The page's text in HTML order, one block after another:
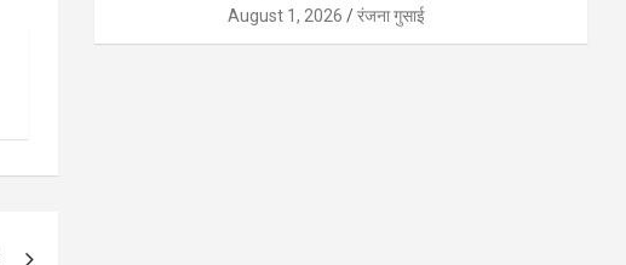
August 1, 2026 रंजना गुसाई